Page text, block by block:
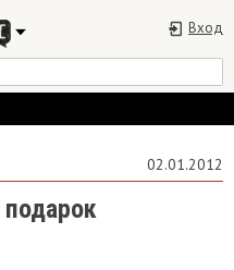
Вход
02.01.2012